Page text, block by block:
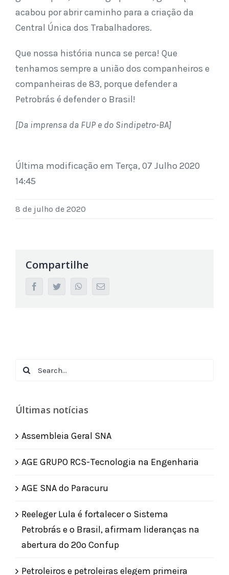
acabou por abrir caminho para a criação da
Central Única dos Trabalhadores.
Que nossa história nunca se perca! Que
tenhamos sempre a união dos companheiros e
companheiras de 83, porque defender a
Petrobrás é defender o Brasil!
[Da imprensa da FUP e do Sindipetro-BA]
Última modificação em Terça, 07 Julho 2020
14:45
8 de julho de 2020
Compartilhe
facebooktwitter whatsappEmail
Search
Últimas notícias
Assembleia Geral SNA
AGE GRUPO RCS-Tecnologia na Engenharia
AGE SNA do Paracuru
Reeleger Lula é fortalecer o Sistema
Petrobrás e o Brasil, afirmam lideranças na
abertura do 20º Confup
Petroleiros e petroleiras elegem primeira